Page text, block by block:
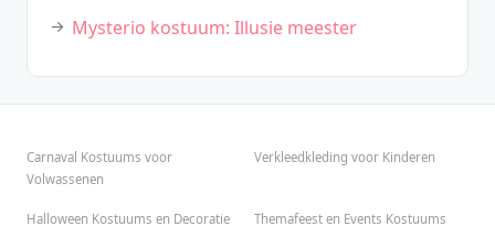
Mysterio kostuum: Illusie meester
Carnaval Kostuums voor
Volwassenen
Verkleedkleding voor Kinderen
Halloween Kostuums en Decoratie Themafeest en Events Kostuums